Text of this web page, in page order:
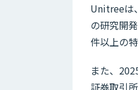
Unitreeは
の研究開
件以上の
また、
証券取引